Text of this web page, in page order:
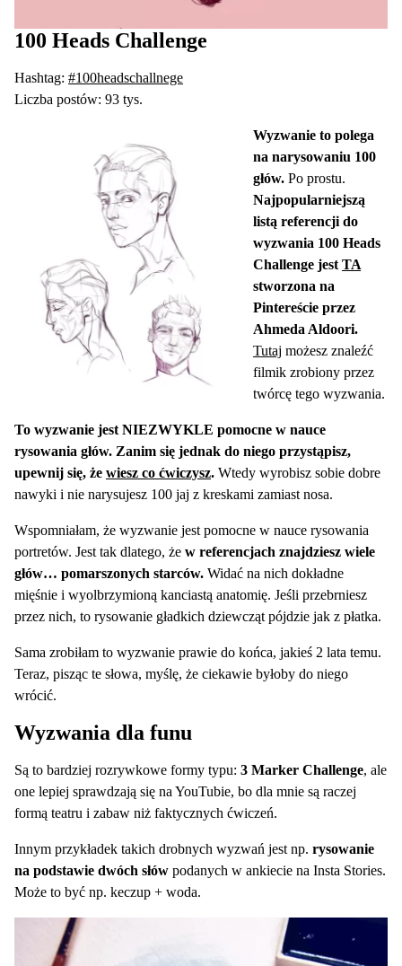
100 Heads Challenge
Hashtag: #100headschallnege
Liczba postów: 93 tys.
Wyzwanie to polega
na narysowaniu 100
głów. Po prostu.
Najpopularniejszą
listą referencji do
wyzwania 100 Heads
Challenge jest TA
stworzona na
Pintereście przez
Ahmeda Aldoori.
Tutaj możesz znaleźć
filmik zrobiony przez
twórcę tego wyzwania.
To wyzwanie jest NIEZWYKLE pomocne w nauce
rysowania głów. Zanim się jednak do niego przystąpisz,
upewnij się, że wiesz co ćwiczysz. Wtedy wyrobisz sobie dobre
nawyki i nie narysujesz 100 jaj z kreskami zamiast nosa.
Wspomniałam, że wyzwanie jest pomocne w nauce rysowania
portretów. Jest tak dlatego, że w referencjach znajdziesz wiele
głów… pomarszonych starców. Widać na nich dokładne
mięśnie i wyolbrzymioną kanciastą anatomię. Jeśli przebrniesz
przez nich, to rysowanie gładkich dziewcząt pójdzie jak z płatka.
Sama zrobiłam to wyzwanie prawie do końca, jakieś 2 lata temu.
Teraz, pisząc te słowa, myślę, że ciekawie byłoby do niego
wrócić.
Wyzwania dla funu
Są to bardziej rozrywkowe formy typu: 3 Marker Challenge, ale
one lepiej sprawdzają się na YouTubie, bo dla mnie są raczej
formą teatru i zabaw niż faktycznych ćwiczeń.
Innym przykładek takich drobnych wyzwań jest np. rysowanie
na podstawie dwóch słów podanych w ankiecie na Insta Stories.
Może to być np. keczup + woda.